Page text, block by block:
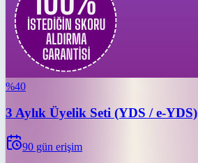
%40
3 Aylık Üyelik Seti (YDS / e-YDS)
90 gün erişim